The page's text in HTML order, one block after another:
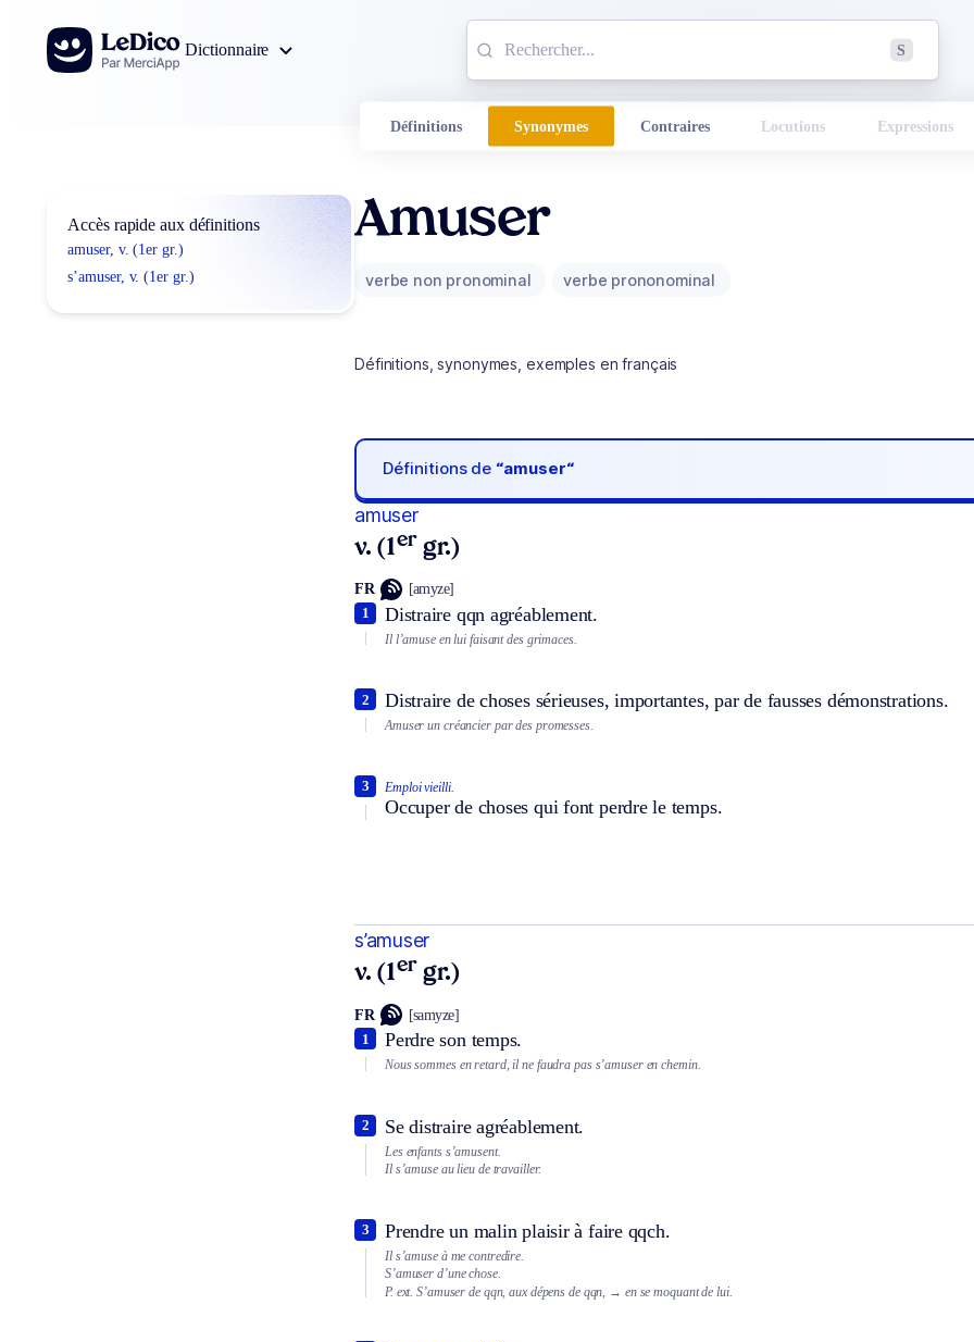
Aller au contenu
Dictionnaire
S
Définitions Synonymes Contraires Locutions Expressions
Accès rapide aux définitions
amuser, v. (1er gr.)
s’amuser, v. (1er gr.)
Amuser
verbe non pronominal verbe prononominal
Définitions, synonymes, exemples en français
Définitions de “amuser“
amuser
v. (1er gr.)
FR [amyze]
Distraire qqn agréablement.
1
Il l’amuse en lui faisant des grimaces.
Distraire de choses sérieuses, importantes, par de fausses démonstrations.
2
Amuser un créancier par des promesses.
Emploi vieilli.
Occuper de choses qui font perdre le temps.
3
s’amuser
v. (1er gr.)
FR [samyze]
Perdre son temps.
1
Nous sommes en retard, il ne faudra pas s’amuser en chemin.
Se distraire agréablement.
2
Les enfants s’amusent.
Il s’amuse au lieu de travailler.
Prendre un malin plaisir à faire qqch.
3
Il s’amuse à me contredire.
S’amuser d’une chose.
P. ext. S’amuser de qqn, aux dépens de qqn, → en se moquant de lui.